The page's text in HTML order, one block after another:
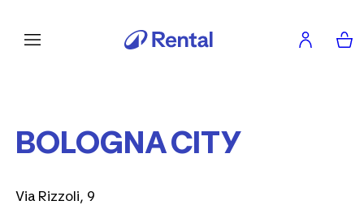
BOLOGNA CITY
Via Rizzoli, 9